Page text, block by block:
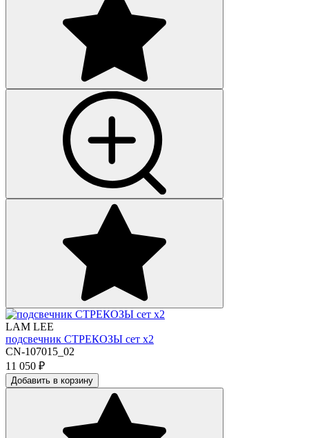
LAM LEE
подсвечник СТРЕКОЗЫ сет х2
CN-107015_02
11 050 ₽
Добавить в корзину